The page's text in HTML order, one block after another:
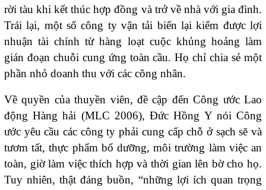
rời tàu khi kết thúc hợp đồng và trở về nhà với gia đình.
Trái lại, một số công ty vận tải biển lại kiếm được lợi
nhuận tài chính từ hàng loạt cuộc khủng hoảng làm
gián đoạn chuỗi cung ứng toàn cầu. Họ chỉ chia sẻ một
phần nhỏ doanh thu với các công nhân.
Về quyền của thuyền viên, đề cập đến Công ước Lao
động Hàng hải (MLC 2006), Đức Hồng Y nói Công
ước yêu cầu các công ty phải cung cấp chỗ ở sạch sẽ và
tươm tất, thực phẩm bổ dưỡng, môi trường làm việc an
toàn, giờ làm việc thích hợp và thời gian lên bờ cho họ.
Tuy nhiên, thật đáng buồn, “những lợi ích quan trọng